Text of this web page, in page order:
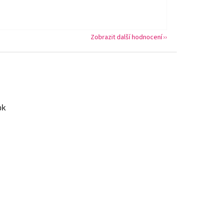
Zobrazit další hodnocení